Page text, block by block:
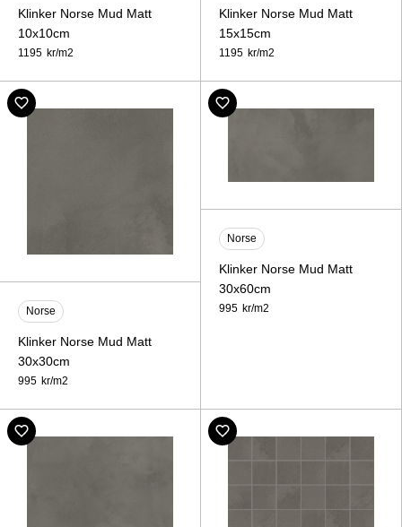
Klinker Norse Mud Matt
10x10cm
1195 kr/m2
Klinker Norse Mud Matt
15x15cm
1195 kr/m2
Norse
Klinker Norse Mud Matt
30x30cm
995 kr/m2
Norse
Klinker Norse Mud Matt
30x60cm
995 kr/m2